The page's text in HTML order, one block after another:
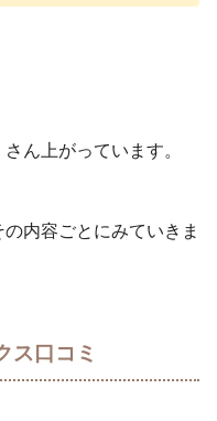
ん上がっています。
内容ごとにみていきま
ス口コミ